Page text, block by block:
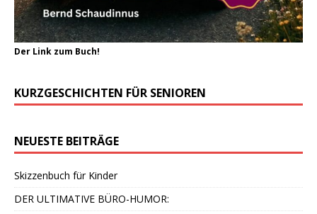
Der Link zum Buch!
KURZGESCHICHTEN FÜR SENIOREN
NEUESTE BEITRÄGE
Skizzenbuch für Kinder
DER ULTIMATIVE BÜRO-HUMOR: